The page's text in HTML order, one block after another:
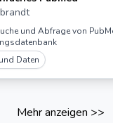
und Abfrage von
Daten
Mehr anzeigen >>